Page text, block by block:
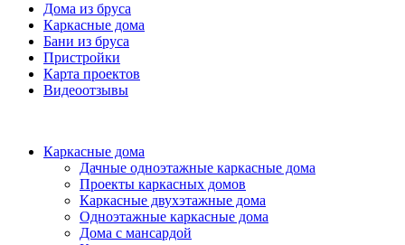
Дома из бруса
Каркасные дома
Бани из бруса
Пристройки
Карта проектов
Видеоотзывы
Каркасные дома
Дачные одноэтажные каркасные дома
Проекты каркасных домов
Каркасные двухэтажные дома
Одноэтажные каркасные дома
Дома с мансардой